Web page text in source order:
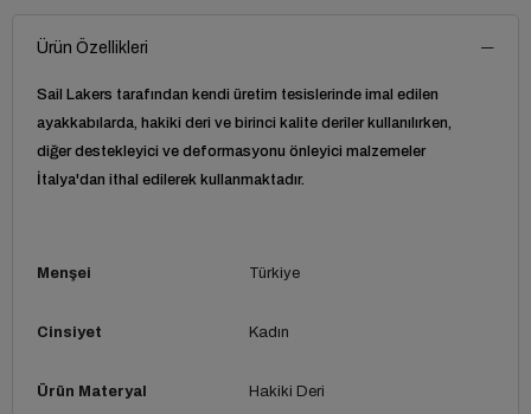
Ürün Özellikleri
Sail Lakers tarafından kendi üretim tesislerinde imal edilen
ayakkabılarda, hakiki deri ve birinci kalite deriler kullanılırken,
diğer destekleyici ve deformasyonu önleyici malzemeler
İtalya'dan ithal edilerek kullanmaktadır.
Menşei Türkiye
Cinsiyet Kadın
Ürün Materyal Hakiki Deri